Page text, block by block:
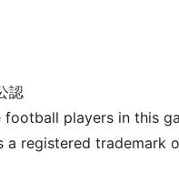
認
players in this
a registered trademark